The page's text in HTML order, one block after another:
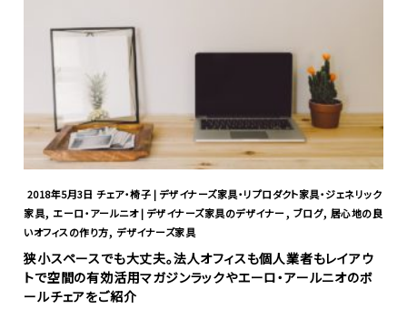
2018年5月3日 チェア・椅子 | デザイナーズ家具・リプロダクト家具・ジェネリック
家具, エーロ・アールニオ | デザイナーズ家具のデザイナー, ブログ, 居心地の良
いオフィスの作り方, デザイナーズ家具
狭小スペースでも大丈夫。法人オフィスも個人業者もレイアウ
トで空間の有効活用マガジンラックやエーロ・アールニオのボ
ールチェアをご紹介